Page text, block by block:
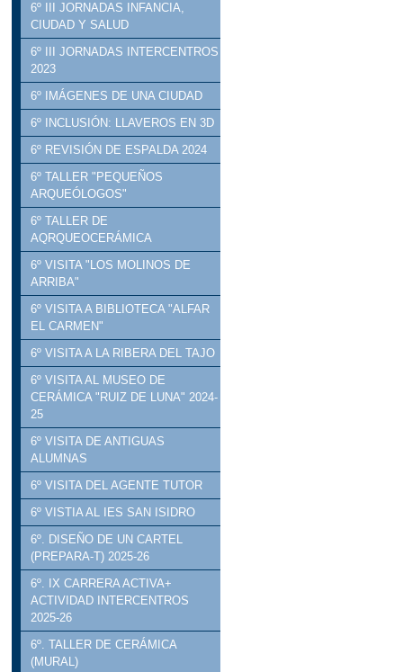
6º III JORNADAS INFANCIA,
CIUDAD Y SALUD
6º III JORNADAS INTERCENTROS
2023
6º IMÁGENES DE UNA CIUDAD
6º INCLUSIÓN: LLAVEROS EN 3D
6º REVISIÓN DE ESPALDA 2024
6º TALLER "PEQUEÑOS
ARQUEÓLOGOS"
6º TALLER DE
AQRQUEOCERÁMICA
6º VISITA "LOS MOLINOS DE
ARRIBA"
6º VISITA A BIBLIOTECA "ALFAR
EL CARMEN"
6º VISITA A LA RIBERA DEL TAJO
6º VISITA AL MUSEO DE
CERÁMICA "RUIZ DE LUNA" 2024-
25
6º VISITA DE ANTIGUAS
ALUMNAS
6º VISITA DEL AGENTE TUTOR
6º VISTIA AL IES SAN ISIDRO
6º. DISEÑO DE UN CARTEL
(PREPARA-T) 2025-26
6º. IX CARRERA ACTIVA+
ACTIVIDAD INTERCENTROS
2025-26
6º. TALLER DE CERÁMICA
(MURAL)